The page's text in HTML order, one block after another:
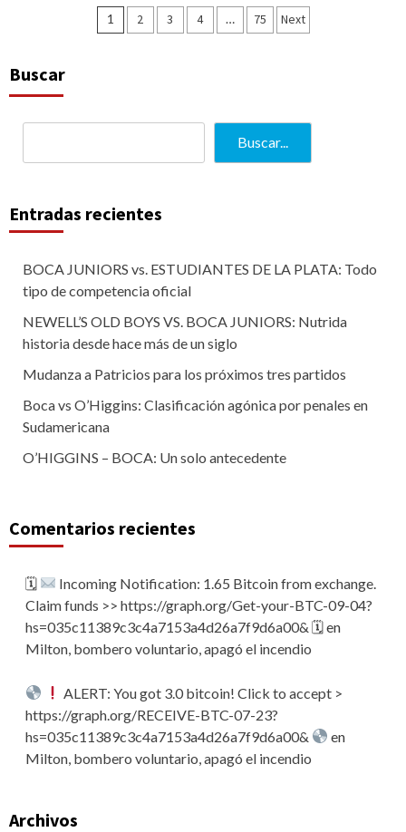
Paginación
1 2 3 4 … 75 Next
Buscar
Buscar...
Entradas recientes
BOCA JUNIORS vs. ESTUDIANTES DE LA PLATA: Todo
tipo de competencia oficial
NEWELL’S OLD BOYS VS. BOCA JUNIORS: Nutrida
historia desde hace más de un siglo
Mudanza a Patricios para los próximos tres partidos
Boca vs O’Higgins: Clasificación agónica por penales en
Sudamericana
O’HIGGINS – BOCA: Un solo antecedente
Comentarios recientes
🗓
Incoming Notification: 1.65 Bitcoin from exchange.
Claim funds >> https://graph.org/Get-your-BTC-09-04?
hs=035c11389c3c4a7153a4d26a7f9d6a00& 🗓en
Milton, bombero voluntario, apagó el incendio
ALERT: You got 3.0 bitcoin! Click to accept >
https://graph.org/RECEIVE-BTC-07-23?
hs=035c11389c3c4a7153a4d26a7f9d6a00&
en
Milton, bombero voluntario, apagó el incendio
Archivos